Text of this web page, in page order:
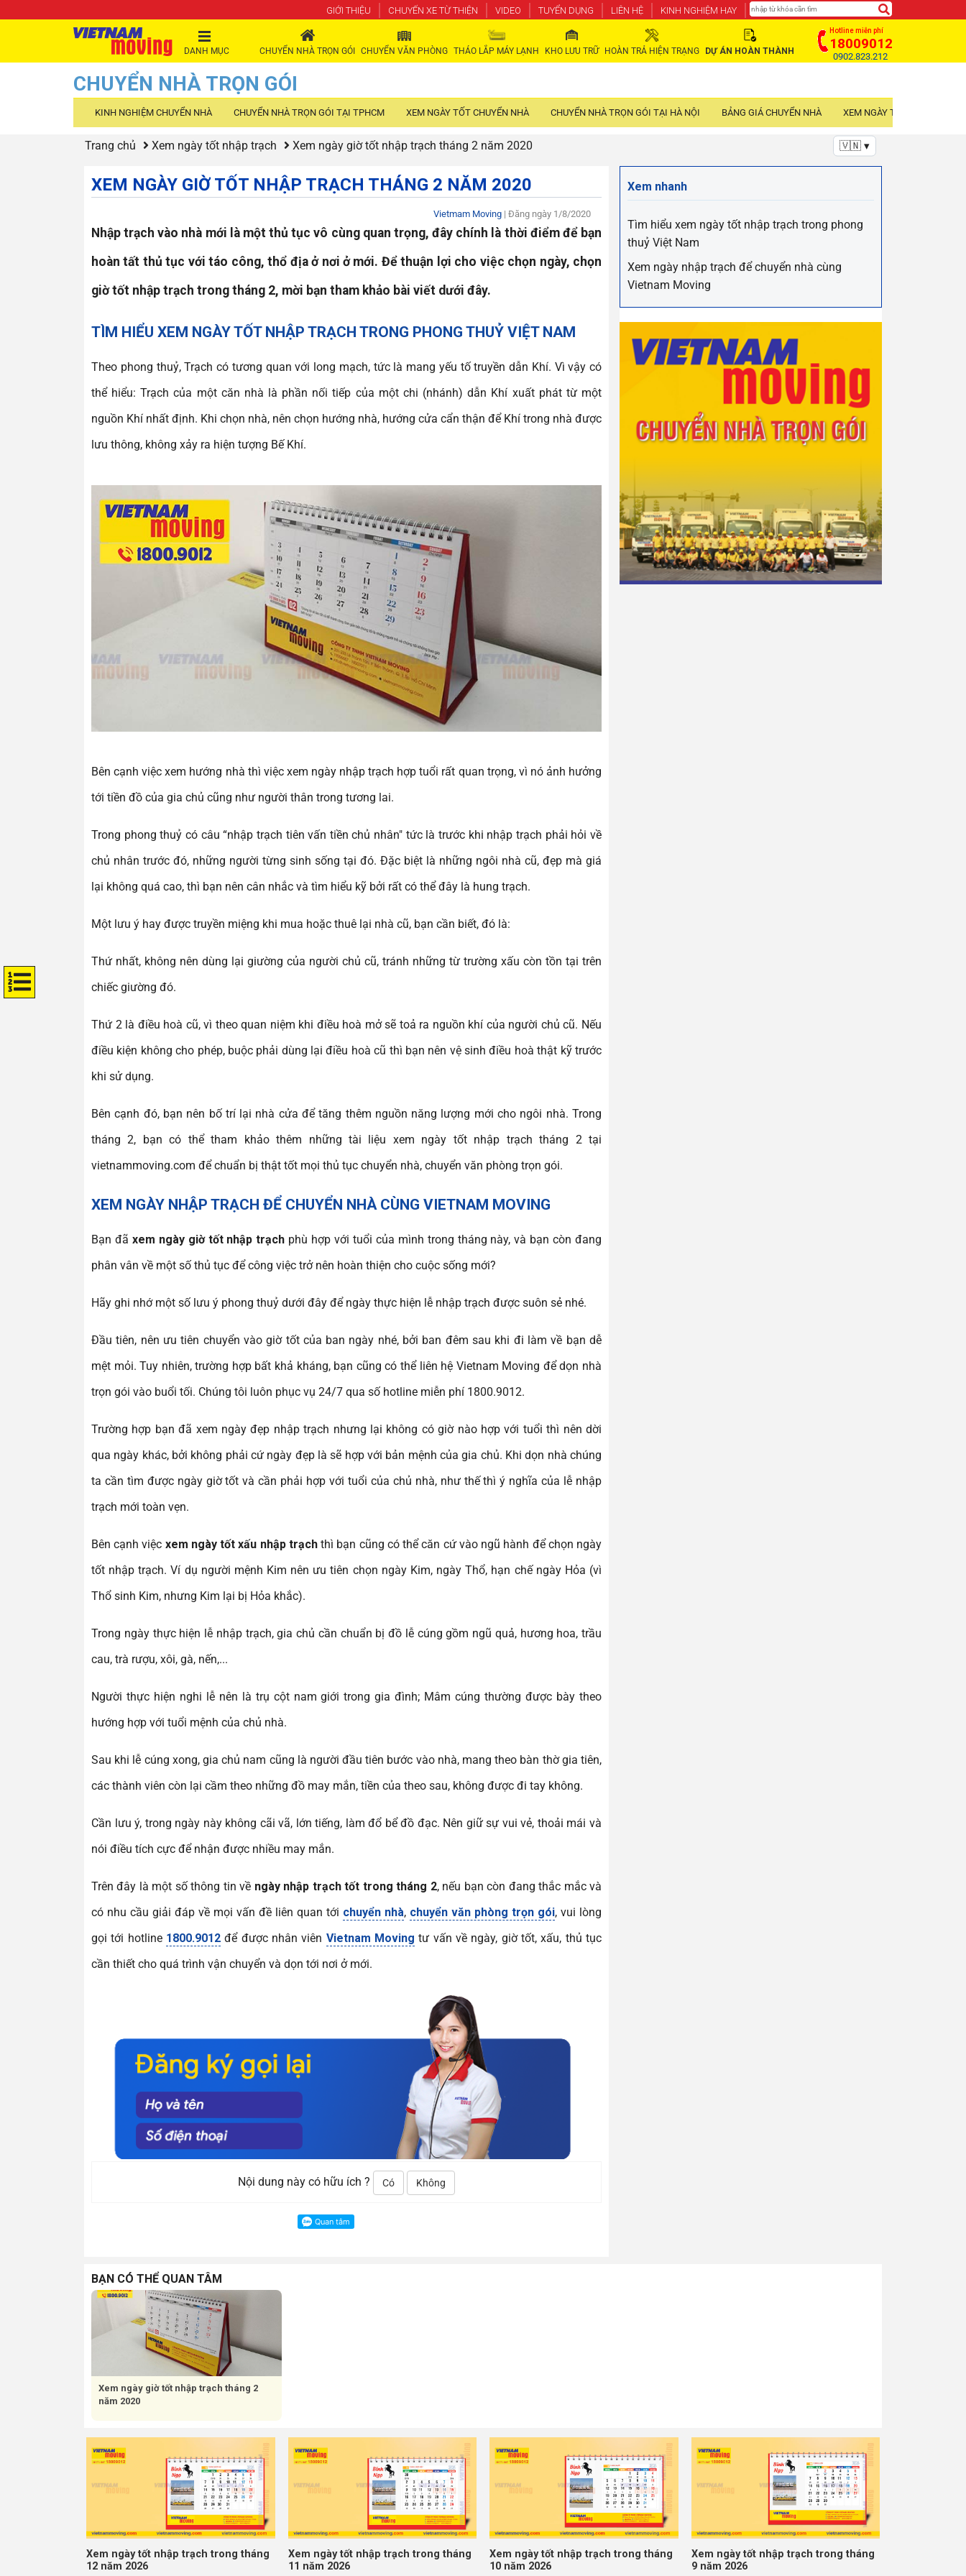
GIỚI THIỆU CHUYẾN XE TỪ THIỆN VIDEO TUYỂN DỤNG LIÊN HỆ KINH NGHIỆM HAY
Hotline miễn phí
18009012
0902.823.212
CHUYỂN NHÀ TRỌN GÓI CHUYỂN VĂN PHÒNG THÁO LẮP MÁY LẠNH KHO LƯU TRỮ HOÀN TRẢ HIỆN TRẠNG DỰ ÁN HOÀN THÀNH
DANH MỤC
CHUYỂN NHÀ TRỌN GÓI
KINH NGHIỆM CHUYỂN NHÀ CHUYỂN NHÀ TRỌN GÓI TẠI TPHCM XEM NGÀY TỐT CHUYỂN NHÀ CHUYỂN NHÀ TRỌN GÓI TẠI HÀ NỘI BẢNG GIÁ CHUYỂN NHÀ XEM NGÀY TỐT NHẬP TRẠCH
Trang chủ Xem ngày tốt nhập trạch Xem ngày giờ tốt nhập trạch tháng 2 năm 2020 🇻🇳 ▾
XEM NGÀY GIỜ TỐT NHẬP TRẠCH THÁNG 2 NĂM 2020
Vietmam Moving | Đăng ngày 1/8/2020
Nhập trạch vào nhà mới là một thủ tục vô cùng quan trọng, đây chính là thời điểm để bạn
hoàn tất thủ tục với táo công, thổ địa ở nơi ở mới. Để thuận lợi cho việc chọn ngày, chọn
giờ tốt nhập trạch trong tháng 2, mời bạn tham khảo bài viết dưới đây.
TÌM HIỂU XEM NGÀY TỐT NHẬP TRẠCH TRONG PHONG THUỶ VIỆT NAM
Theo phong thuỷ, Trạch có tương quan với long mạch, tức là mang yếu tố truyền dẫn Khí. Vì vậy có
thể hiểu: Trạch của một căn nhà là phần nối tiếp của một chi (nhánh) dẫn Khí xuất phát từ một
nguồn Khí nhất định. Khi chọn nhà, nên chọn hướng nhà, hướng cửa cẩn thận để Khí trong nhà được
lưu thông, không xảy ra hiện tượng Bế Khí.
Bên cạnh việc xem hướng nhà thì việc xem ngày nhập trạch hợp tuổi rất quan trọng, vì nó ảnh hưởng
tới tiền đồ của gia chủ cũng như người thân trong tương lai.
Trong phong thuỷ có câu “nhập trạch tiên vấn tiền chủ nhân" tức là trước khi nhập trạch phải hỏi về
chủ nhân trước đó, những người từng sinh sống tại đó. Đặc biệt là những ngôi nhà cũ, đẹp mà giá
lại không quá cao, thì bạn nên cân nhắc và tìm hiểu kỹ bởi rất có thể đây là hung trạch.
Một lưu ý hay được truyền miệng khi mua hoặc thuê lại nhà cũ, bạn cần biết, đó là:
Thứ nhất, không nên dùng lại giường của người chủ cũ, tránh những từ trường xấu còn tồn tại trên
chiếc giường đó.
Thứ 2 là điều hoà cũ, vì theo quan niệm khi điều hoà mở sẽ toả ra nguồn khí của người chủ cũ. Nếu
điều kiện không cho phép, buộc phải dùng lại điều hoà cũ thì bạn nên vệ sinh điều hoà thật kỹ trước
khi sử dụng.
Bên cạnh đó, bạn nên bố trí lại nhà cửa để tăng thêm nguồn năng lượng mới cho ngôi nhà. Trong
tháng 2, bạn có thể tham khảo thêm những tài liệu xem ngày tốt nhập trạch tháng 2 tại
vietnammoving.com để chuẩn bị thật tốt mọi thủ tục chuyển nhà, chuyển văn phòng trọn gói.
XEM NGÀY NHẬP TRẠCH ĐỂ CHUYỂN NHÀ CÙNG VIETNAM MOVING
Bạn đã xem ngày giờ tốt nhập trạch phù hợp với tuổi của mình trong tháng này, và bạn còn đang
phân vân về một số thủ tục để công việc trở nên hoàn thiện cho cuộc sống mới?
Hãy ghi nhớ một số lưu ý phong thuỷ dưới đây để ngày thực hiện lễ nhập trạch được suôn sẻ nhé.
Đầu tiên, nên ưu tiên chuyển vào giờ tốt của ban ngày nhé, bởi ban đêm sau khi đi làm về bạn dễ
mệt mỏi. Tuy nhiên, trường hợp bất khả kháng, bạn cũng có thể liên hệ Vietnam Moving để dọn nhà
trọn gói vào buổi tối. Chúng tôi luôn phục vụ 24/7 qua số hotline miễn phí 1800.9012.
Trường hợp bạn đã xem ngày đẹp nhập trạch nhưng lại không có giờ nào hợp với tuổi thì nên dời
qua ngày khác, bởi không phải cứ ngày đẹp là sẽ hợp với bản mệnh của gia chủ. Khi dọn nhà chúng
ta cần tìm được ngày giờ tốt và cần phải hợp với tuổi của chủ nhà, như thế thì ý nghĩa của lễ nhập
trạch mới toàn vẹn.
Bên cạnh việc xem ngày tốt xấu nhập trạchthì bạn cũng có thể căn cứ vào ngũ hành để chọn ngày
tốt nhập trạch. Ví dụ người mệnh Kim nên ưu tiên chọn ngày Kim, ngày Thổ, hạn chế ngày Hỏa (vì
Thổ sinh Kim, nhưng Kim lại bị Hỏa khắc).
Trong ngày thực hiện lễ nhập trạch, gia chủ cần chuẩn bị đồ lễ cúng gồm ngũ quả, hương hoa, trầu
cau, trà rượu, xôi, gà, nến,...
Người thực hiện nghi lễ nên là trụ cột nam giới trong gia đình; Mâm cúng thường được bày theo
hướng hợp với tuổi mệnh của chủ nhà.
Sau khi lễ cúng xong, gia chủ nam cũng là người đầu tiên bước vào nhà, mang theo bàn thờ gia tiên,
các thành viên còn lại cầm theo những đồ may mắn, tiền của theo sau, không được đi tay không.
Cần lưu ý, trong ngày này không cãi vã, lớn tiếng, làm đổ bể đồ đạc. Nên giữ sự vui vẻ, thoải mái và
nói điều tích cực để nhận được nhiều may mắn.
Trên đây là một số thông tin về ngày nhập trạch tốt trong tháng 2, nếu bạn còn đang thắc mắc và
có nhu cầu giải đáp về mọi vấn đề liên quan tới chuyển nhà, chuyển văn phòng trọn gói, vui lòng
gọi tới hotline 1800.9012 để được nhân viên Vietnam Moving tư vấn về ngày, giờ tốt, xấu, thủ tục
cần thiết cho quá trình vận chuyển và dọn tới nơi ở mới.
Nội dung này có hữu ích ? Có Không
Xem nhanh
Tìm hiểu xem ngày tốt nhập trạch trong phong
thuỷ Việt Nam
Xem ngày nhập trạch để chuyển nhà cùng
Vietnam Moving
BẠN CÓ THỂ QUAN TÂM
Xem ngày giờ tốt nhập trạch tháng 2
năm 2020
Xem ngày tốt nhập trạch trong tháng
12 năm 2026
Xem ngày tốt nhập trạch trong tháng
11 năm 2026
Xem ngày tốt nhập trạch trong tháng
10 năm 2026
Xem ngày tốt nhập trạch trong tháng
9 năm 2026